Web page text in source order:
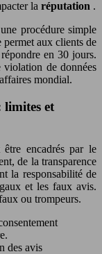
la réputation .
procédure simple
aux clients de
en 30 jours.
violation de données
mondial.
limites et
encadrés par le
de la transparence
la responsabilité de
et les faux avis.
ou trompeurs.
des avis